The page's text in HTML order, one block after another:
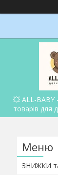
💥 ALL-BABY
товарів для
ЗНИЖКИ